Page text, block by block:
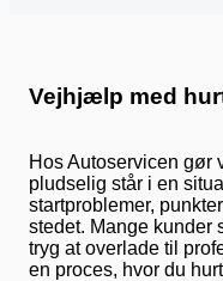
Vejhjælp med
Hos Autoservicen gør
pludselig står i en
startproblemer,
stedet. Mange kunder
tryg at overlade til
en proces, hvor du